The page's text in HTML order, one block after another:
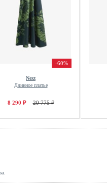
-60%
Next
Длинное платье
8 290 ₽ 20 775 ₽